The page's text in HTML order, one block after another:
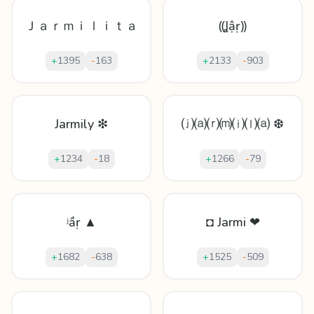
Ｊａｒｍｉｌｉｔａ
+1395 -163
⸨Ʝậṛ⸩
+2133 -903
Jarmily ❇
+1234 -18
⒥⒜⒭⒨⒤⒧⒜ ❆
+1266 -79
ʲầṛ ▲
+1682 -638
◘ Jarmi ❤
+1525 -509